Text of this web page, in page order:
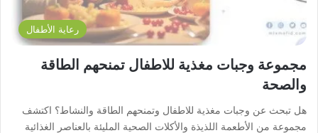
رعاية الأطفال
مجموعة وجبات مغذية للاطفال تمنحهم الطاقة
والصحة
هل تبحث عن وجبات مغذية للاطفال وتمنحهم الطاقة والنشاط؟ اكتشف
مجموعة من الأطعمة اللذيذة والأكلات الصحية المليئة بالعناصر الغذائية